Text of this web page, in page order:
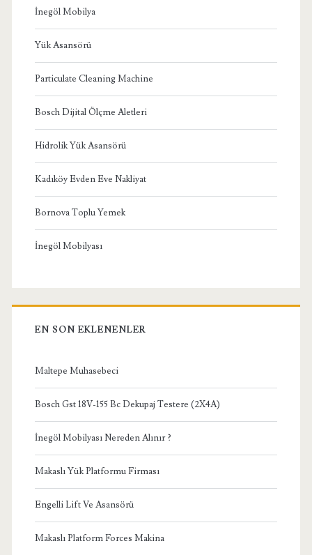
İnegöl Mobilya
Yük Asansörü
Particulate Cleaning Machine
Bosch Dijital Ölçme Aletleri
Hidrolik Yük Asansörü
Kadıköy Evden Eve Nakliyat
Bornova Toplu Yemek
İnegöl Mobilyası
EN SON EKLENENLER
Maltepe Muhasebeci
Bosch Gst 18V-155 Bc Dekupaj Testere (2X4A)
İnegöl Mobilyası Nereden Alınır ?
Makaslı Yük Platformu Firması
Engelli Lift Ve Asansörü
Makaslı Platform Forces Makina